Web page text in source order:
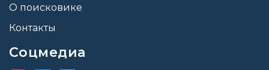
О поисковике
Контакты
Соцмедиа